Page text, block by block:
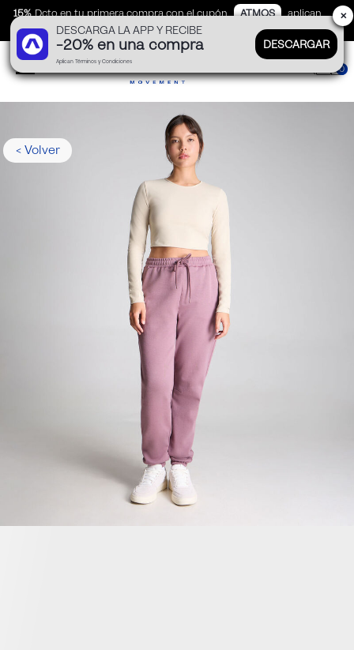
15% Dcto en tu primera compra con el cupón ATMOS
aplican
TyC
0
< Volver
DESCARGA LA APP Y RECIBE
-20% en una compra
Aplican Términos y Condiciones
DESCARGAR
✕